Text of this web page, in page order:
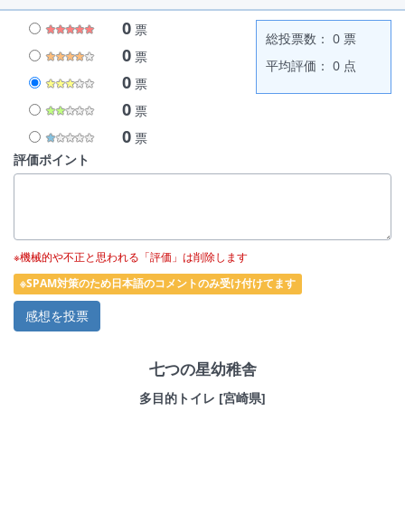
0 票
0 票
0 票
0 票
0 票
総投票数： 0 票
平均評価： 0 点
評価ポイント
※機械的や不正と思われる「評価」は削除します
※SPAM対策のため日本語のコメントのみ受け付けてます
七つの星幼稚舎
多目的トイレ [宮崎県]